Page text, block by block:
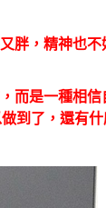
胖，精神也
而是一種相
到了，還有什